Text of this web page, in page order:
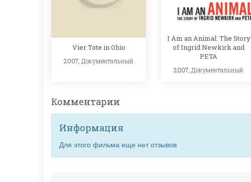
Vier Tote in Ohio
2007, Документальный
I Am an Animal: The Story
of Ingrid Newkirk and
PETA
2007, Документальный
Комментарии
Информация
Для этого фильма еще нет отзывов